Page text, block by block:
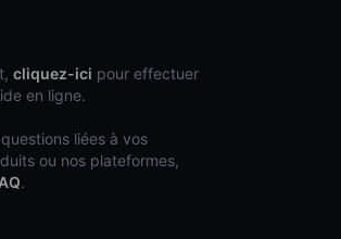
cliquez-ici pour effectuer
en ligne.
liées à vos
ou nos plateformes,
.